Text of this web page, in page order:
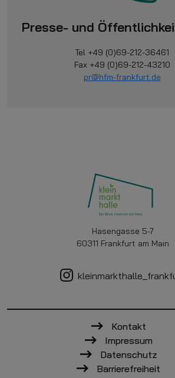
Presse- und
Tel +49 (0)69-212-36461
Fax +49 (0)69-212-43210
pr@hfm-frankfurt.de
Hasengasse 5-7
60311 Frankfurt am Main
Kontakt
Impressum
Datenschutz
Barrierefreiheit